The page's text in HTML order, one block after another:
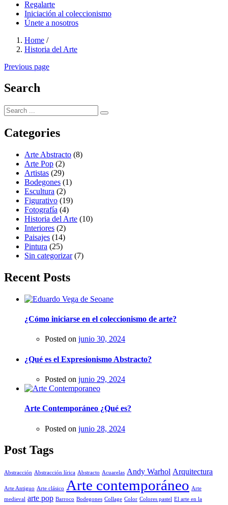
Regalarte
Iniciación al coleccionismo
Únete a nosotros
Home /
Historia del Arte
Previous page
Search
Categories
Arte Abstracto (8)
Arte Pop (2)
Artistas (29)
Bodegones (1)
Escultura (2)
Figurativo (19)
Fotografía (4)
Historia del Arte (10)
Interiores (2)
Paisajes (14)
Pintura (25)
Sin categorizar(7)
Recent Posts
¿Cómo iniciarse en el coleccionismo de arte?
Posted on junio 30, 2024
¿Qué es el Expresionismo Abstracto?
Posted on junio 29, 2024
Arte Contemporáneo ¿Qué es?
Posted on junio 28, 2024
Post Tags
Abstracción Abstracción lírica Abstracto Acuarelas Andy Warhol Arquitectura
Arte Antiguo Arte clásico Arte contemporáneo Arte
medieval arte pop Barroco Bodegones Collage Color Colores pastel El arte en la